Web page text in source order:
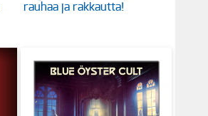
rauhaa ja rakkautta!